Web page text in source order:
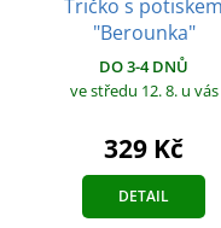
Tričko s potiskem
"Berounka"
DO 3-4 DNŮ
ve středu 12. 8. u vás
329 Kč
DETAIL